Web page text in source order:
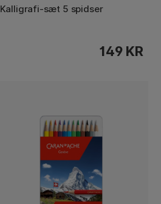
Kalligrafi-sæt 5 spidser
149 KR